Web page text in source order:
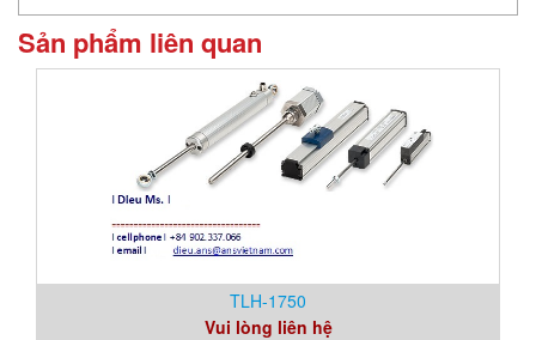
Sản phẩm liên quan
TLH-1750
Vui lòng liên hệ